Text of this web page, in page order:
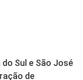
Sul e São José
de